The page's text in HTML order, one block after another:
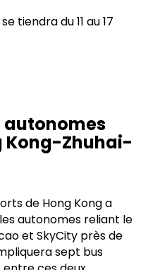
tiendra du 11 au 17
autonomes
Kong-Zhuhai-
de Hong Kong a
autonomes reliant le
et SkyCity près de
sept bus